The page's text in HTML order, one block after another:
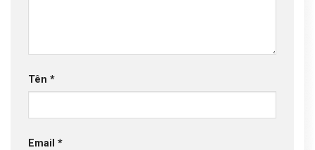
Tên *
Email *